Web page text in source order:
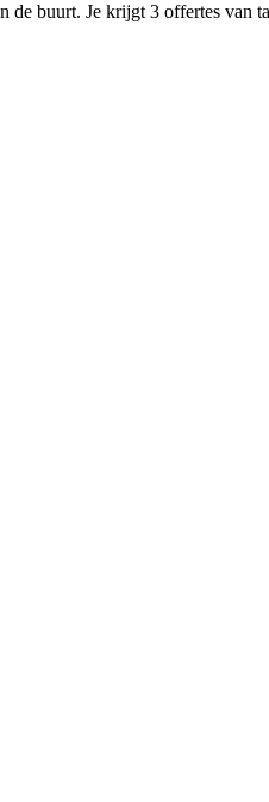
buurt. Je krijgt 3 offertes van